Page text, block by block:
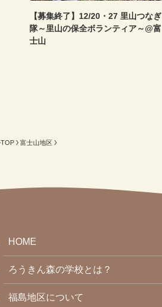
【募集終了】12/20・27 里山つなぎ
隊～里山の保全ボランティア～@富
士山
TOP 富士山地区
HOME
ろうきん森の学校とは？
福島地区について